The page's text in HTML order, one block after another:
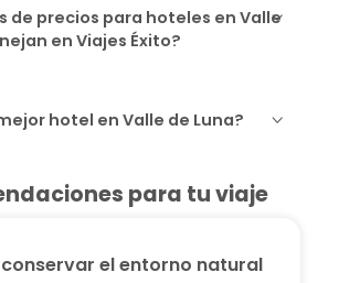
de precios para hoteles en Valle
en Viajes Éxito?
hotel en Valle de Luna?
para tu viaje
el entorno natural